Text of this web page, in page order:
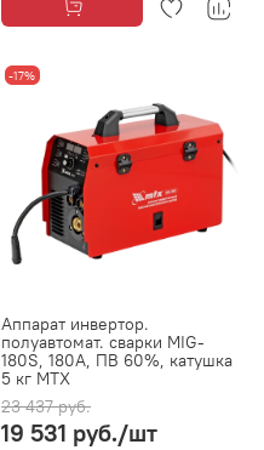
-17%
Аппарат инвертор.
полуавтомат. cварки MIG-
180S, 180A, ПВ 60%, катушка
5 кг MTX
23 437 руб.
19 531 руб./шт